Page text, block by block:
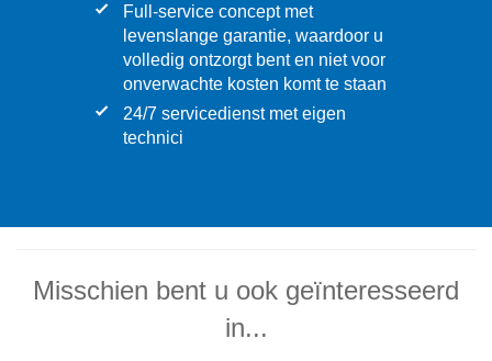
Full-service concept met
levenslange garantie, waardoor u
volledig ontzorgt bent en niet voor
onverwachte kosten komt te staan
24/7 servicedienst met eigen
technici
Misschien bent u ook geïnteresseerd
in...